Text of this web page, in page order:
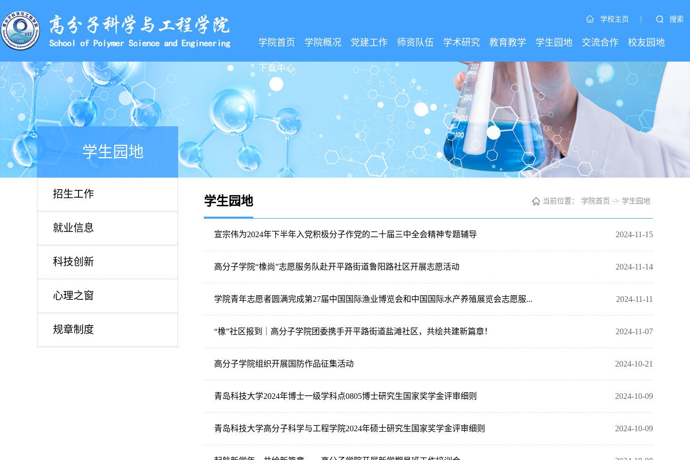
学校主页 | 搜索
学院首页 学院概况 党建工作 师资队伍 学术研究 教育教学 学生园地 交流合作 校友园地
下载中心
学生园地
招生工作
就业信息
科技创新
心理之窗
规章制度
学生园地 当前位置： 学院首页 -> 学生园地
2024-11-15
宣宗伟为2024年下半年入党积极分子作党的二十届三中全会精神专题辅导
2024-11-14
高分子学院“橡尚”志愿服务队赴开平路街道鲁阳路社区开展志愿活动
2024-11-11
学院青年志愿者圆满完成第27届中国国际渔业博览会和中国国际水产养殖展览会志愿服...
2024-11-07
“橡”社区报到｜高分子学院团委携手开平路街道盐滩社区，共绘共建新篇章！
2024-10-21
高分子学院组织开展国防作品征集活动
2024-10-09
青岛科技大学2024年博士一级学科点0805博士研究生国家奖学金评审细则
2024-10-09
青岛科技大学高分子科学与工程学院2024年硕士研究生国家奖学金评审细则